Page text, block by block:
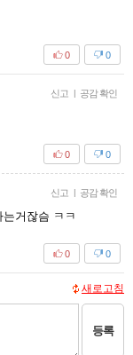
0
0
신고 | 공감 확인
0
0
신고 | 공감 확인
거잖슴 ㅋㅋ
0
0
새로고침
등록